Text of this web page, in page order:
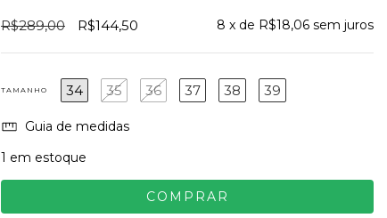
R$289,00 R$144,50 8 x de R$18,06 sem juros
TAMANHO 34 35 36 37 38 39
Guia de medidas
1 em estoque